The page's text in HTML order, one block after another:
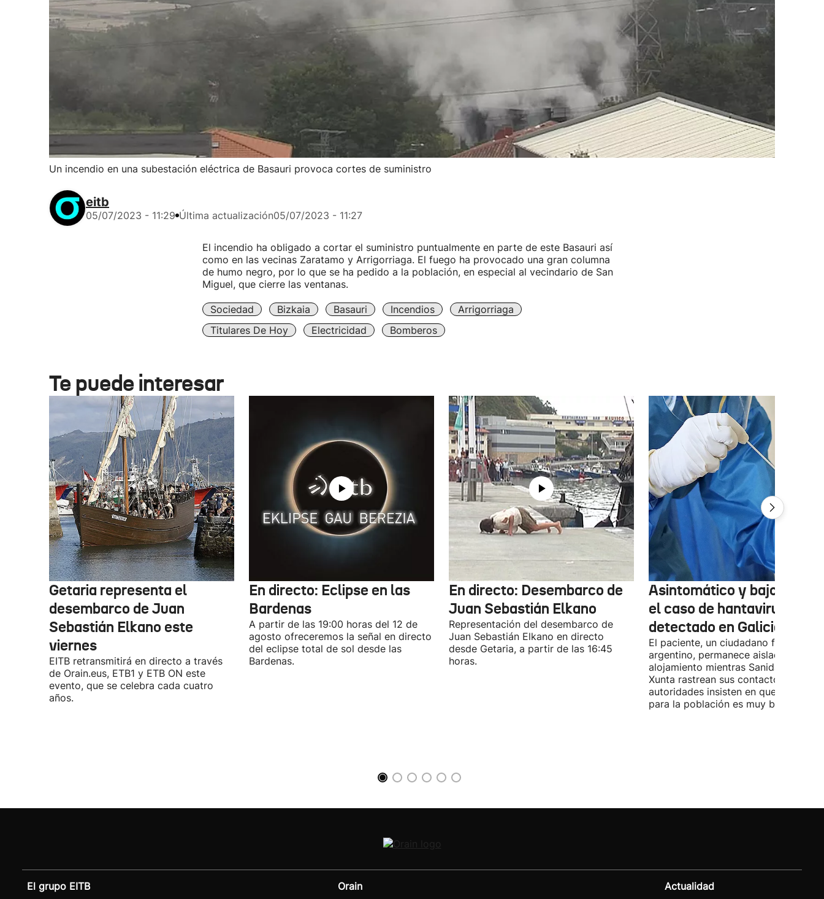
Un incendio en una subestación eléctrica de Basauri provoca cortes de suministro
eitb
05/07/2023 - 11:29 Última actualización05/07/2023 - 11:27
El incendio ha obligado a cortar el suministro puntualmente en parte de este Basauri así
como en las vecinas Zaratamo y Arrigorriaga. El fuego ha provocado una gran columna
de humo negro, por lo que se ha pedido a la población, en especial al vecindario de San
Miguel, que cierre las ventanas.
Sociedad Bizkaia Basauri Incendios
Arrigorriaga
Titulares De Hoy
Electricidad Bomberos
Te puede interesar
Getaria representa el
desembarco de Juan
Sebastián Elkano este
viernes
EITB retransmitirá en directo a través
de Orain.eus, ETB1 y ETB ON este
evento, que se celebra cada cuatro
años.
En directo: Eclipse en las
Bardenas
A partir de las 19:00 horas del 12 de
agosto ofreceremos la señal en directo
del eclipse total de sol desde las
Bardenas.
En directo: Desembarco de
Juan Sebastián Elkano
Representación del desembarco de
Juan Sebastián Elkano en directo
desde Getaria, a partir de las 16:45
horas.
Asintomático y bajo
el caso de hantavirus
detectado en Galicia
El paciente, un ciudadano franco-
argentino, permanece aislado en su
alojamiento mientras Sanidad y la
Xunta rastrean sus contactos. Las
autoridades insisten en que el riesgo
para la población es muy bajo.
El grupo EITB Orain Actualidad